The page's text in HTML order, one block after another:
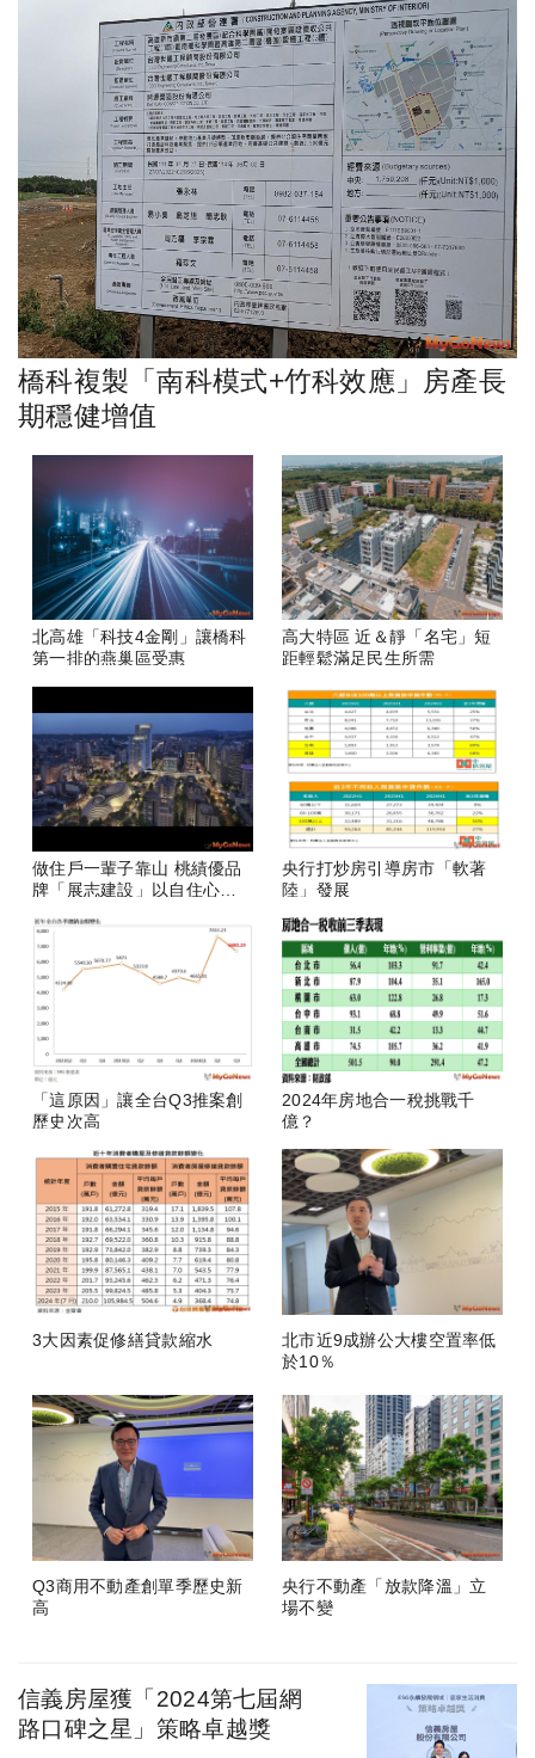
橋科複製「南科模式+竹科效應」房產長
期穩健增值
北高雄「科技4金剛」讓橋科
第一排的燕巢區受惠
高大特區 近＆靜「名宅」短
距輕鬆滿足民生所需
做住戶一輩子靠山 桃績優品
牌「展志建設」以自住心蓋
央行打炒房引導房市「軟著
陸」發展
「這原因」讓全台Q3推案創
歷史次高
2024年房地合一稅挑戰千
億？
3大因素促修繕貸款縮水
北市近9成辦公大樓空置率低
於10％
Q3商用不動產創單季歷史新
高
央行不動產「放款降溫」立
場不變
信義房屋獲「2024第七屆網
路口碑之星」策略卓越獎